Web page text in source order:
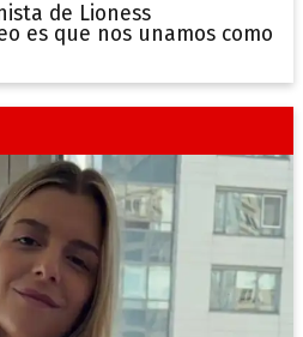
de Lioness
es que nos unamos como